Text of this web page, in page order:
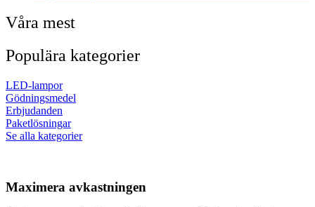
Våra mest
Populära kategorier
LED-lampor
Gödningsmedel
Erbjudanden
Paketlösningar
Se alla kategorier
Maximera avkastningen